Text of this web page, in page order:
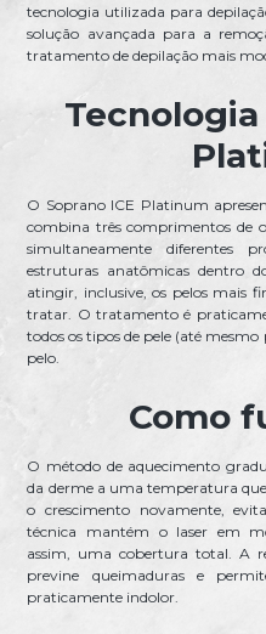
tecnologia utilizada para
solução avançada para a
tratamento de depilação mais
Tecnologia
O Soprano ICE Platinum
combina três comprimentos de
simultaneamente diferentes
estruturas anatômicas dentro
atingir, inclusive, os pelos mais
tratar. O tratamento é
todos os tipos de pele (até mesmo
pelo.
Como
O método de aquecimento
da derme a uma temperatura
o crescimento novamente,
técnica mantém o laser em
assim, uma cobertura total. A
previne queimaduras e
praticamente indolor.